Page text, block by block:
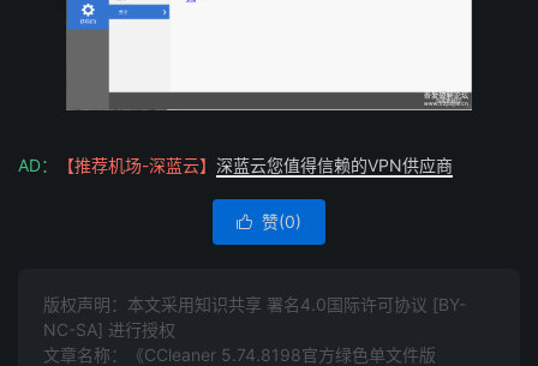
AD： 【推荐机场-深蓝云】 深蓝云您值得信赖的VPN供应商
 赞(0)
版权声明：本文采用知识共享 署名4.0国际许可协议 [BY-
NC-SA] 进行授权
文章名称：《CCleaner 5.74.8198官方绿色单文件版